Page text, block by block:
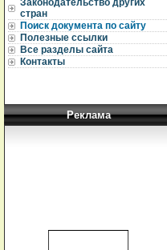
Законодательство других
стран
Поиск документа по сайту
Полезные ссылки
Все разделы сайта
Контакты
Реклама